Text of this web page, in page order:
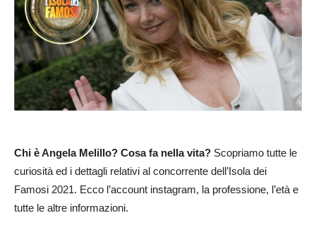
Chi è Angela Melillo? Cosa fa nella vita? Scopriamo tutte le
curiosità ed i dettagli relativi al concorrente dell’Isola dei
Famosi 2021. Ecco l’account instagram, la professione, l’età e
tutte le altre informazioni.